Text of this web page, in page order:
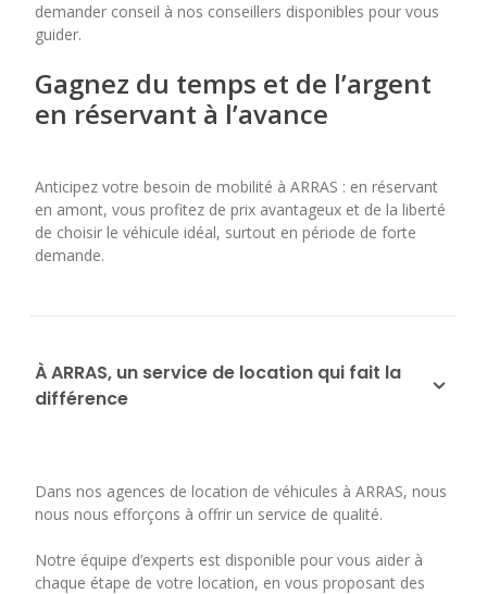
demander conseil à nos conseillers disponibles pour vous
guider.
Gagnez du temps et de l’argent
en réservant à l’avance
Anticipez votre besoin de mobilité à ARRAS : en réservant
en amont, vous profitez de prix avantageux et de la liberté
de choisir le véhicule idéal, surtout en période de forte
demande.
À ARRAS, un service de location qui fait la
différence
Dans nos agences de location de véhicules à ARRAS, nous
nous nous efforçons à offrir un service de qualité.
Notre équipe d’experts est disponible pour vous aider à
chaque étape de votre location, en vous proposant des